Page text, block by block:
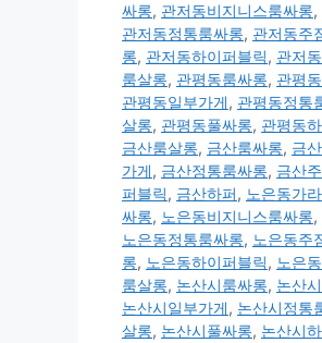
싸롱, 관저동비지니스룸싸롱,
관저동정통룸싸롱, 관저동주
롱, 관저동하이퍼블릭, 관저
룸살롱, 관평동룸싸롱, 관평
관평동일부가게, 관평동정통
살롱, 관평동풀싸롱, 관평동
금산룸살롱, 금산룸싸롱, 금
가게, 금산정통룸싸롱, 금산
퍼블릭, 금산하퍼, 노은동가
싸롱, 노은동비지니스룸싸롱,
노은동정통룸싸롱, 노은동주
롱, 노은동하이퍼블릭, 노은
룸살롱, 논산시룸싸롱, 논산
논산시일부가게, 논산시정통
살롱, 논산시풀싸롱, 논산시